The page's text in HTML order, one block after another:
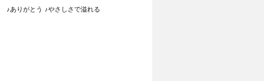
♪ありがとう ♪やさしさで溢れる